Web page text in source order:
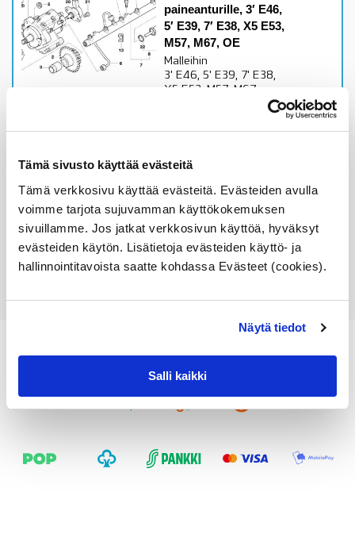
Tämä sivusto käyttää evästeitä
Tämä verkkosivu käyttää evästeitä. Evästeiden avulla
voimme tarjota sujuvamman käyttökokemuksen
sivuillamme. Jos jatkat verkkosivun käyttöä, hyväksyt
evästeiden käytön. Lisätietoja evästeiden käyttö- ja
hallinnointitavoista saatte kohdassa Evästeet (cookies).
Näytä tiedot
Salli kaikki
paineanturille, 3′ E46,
5′ E39, 7′ E38, X5 E53,
M57, M67, OE
Malleihin
3' E46, 5' E39, 7' E38,
X5 E53, M57, M67
9,48
Lue lisää
Katso osan tiedot